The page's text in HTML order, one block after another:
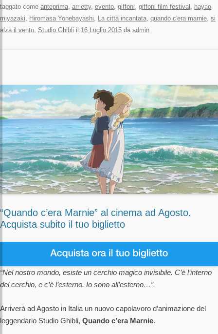
taggato come anteprima arrietty, evento giffoni giffoni film festival
hayao
miyazaki
Hiromasa Yonebayashi La città incantata quando c'era marnie si
alza il vento Studio Ghibli il 16 Luglio 2015 da admin
“Quando c’era Marnie” al cinema ad Agosto.
Acquista subito il tuo biglietto
“Nel nostro mondo, esiste un cerchio magico invisibile. C’è l’interno
del cerchio, e c’è l’esterno. Io sono all’esterno…”.
Arriverà ad Agosto in Italia un nuovo capolavoro d’animazione del
leggendario Studio Ghibli, Quando c’era Marnie.